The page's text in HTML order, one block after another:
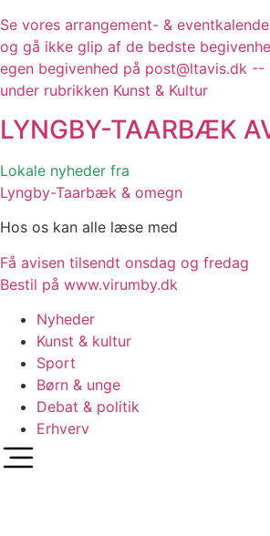
Se vores arrangement- &
og gå ikke glip af de bedste
egen begivenhed på post@ltavis.dk --
under rubrikken Kunst & Kultur
LYNGBY-TAARBÆK
Lokale nyheder fra
Lyngby-Taarbæk & omegn
Hos os kan alle læse med
Få avisen tilsendt onsdag og fredag
Bestil på www.virumby.dk
Nyheder
Kunst & kultur
Sport
Børn & unge
Debat & politik
Erhverv